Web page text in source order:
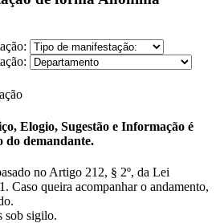
Elogio, Sugestão e Informação é
do demandante.
no Artigo 212, § 2º, da Lei
Caso queira acompanhar o andamento,
sob sigilo.